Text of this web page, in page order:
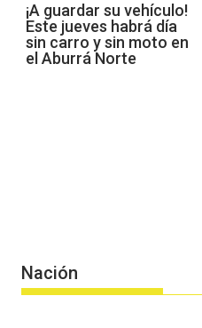
¡A guardar su vehículo!
Este jueves habrá día
sin carro y sin moto en
el Aburrá Norte
Nación